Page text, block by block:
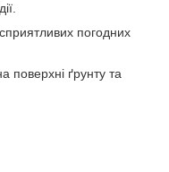
погодних
поверхні ґрунту та